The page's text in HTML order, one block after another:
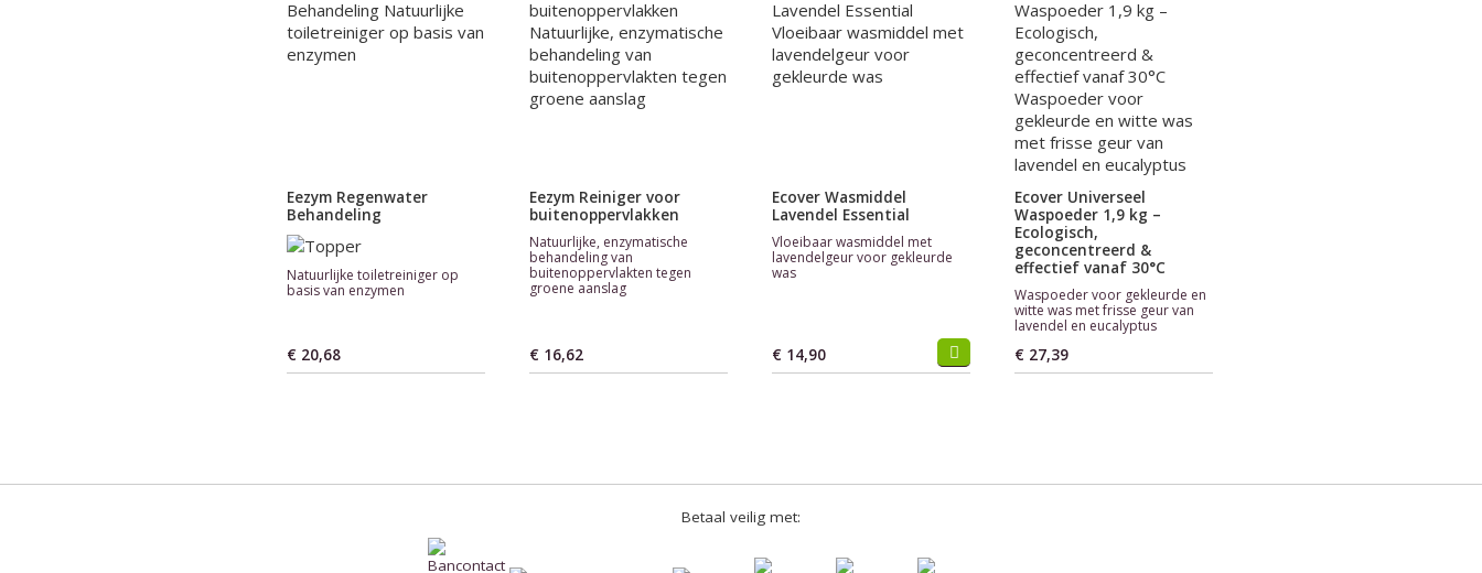
Eezym Regenwater
Behandeling
Natuurlijke toiletreiniger op
basis van enzymen
€ 20,68
Eezym Reiniger voor
buitenoppervlakken
Natuurlijke, enzymatische
behandeling van
buitenoppervlakten tegen
groene aanslag
€ 16,62
Ecover Wasmiddel
Lavendel Essential
Vloeibaar wasmiddel met
lavendelgeur voor gekleurde
was
€ 14,90
Ecover Universeel
Waspoeder 1,9 kg –
Ecologisch,
geconcentreerd &
effectief vanaf 30°C
Waspoeder voor gekleurde en
witte was met frisse geur van
lavendel en eucalyptus
€ 27,39
Betaal veilig met: